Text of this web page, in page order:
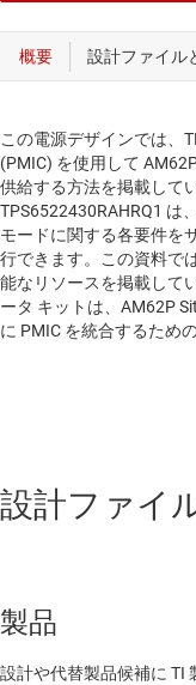
この電源デザインでは、
(PMIC) を使用して
供給する方法を掲載して
TPS6522430RAHRQ1 は
モードに関する各要件を
行できます。この資料で
能なリソースを掲載して
ータ キットは、AM62P
に PMIC を統合するため
設計ファイ
製品
設計や代替製品候補に TI